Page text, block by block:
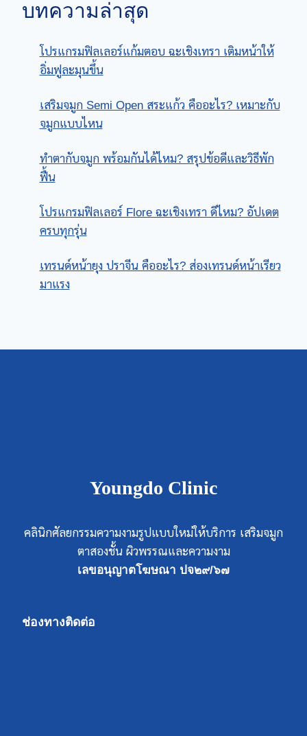
บทความล่าสุด
โปรแกรมฟิลเลอร์แก้มตอบ ฉะเชิงเทรา เติมหน้าให้
อิ่มฟูละมุนขึ้น
เสริมจมูก Semi Open สระแก้ว คืออะไร? เหมาะกับ
จมูกแบบไหน
ทําตากับจมูก พร้อมกันได้ไหม? สรุปข้อดีและวิธีพัก
ฟื้น
โปรแกรมฟิลเลอร์ Flore ฉะเชิงเทรา ดีไหม? อัปเดต
ครบทุกรุ่น
เทรนด์หน้ายุง ปราจีน คืออะไร? ส่องเทรนด์หน้าเรียว
มาแรง
Youngdo Clinic
คลินิกศัลยกรรมความงามรูปแบบใหม่ให้บริการ เสริมจมูก
ตาสองชั้น ผิวพรรณและความงาม
เลขอนุญาตโฆษณา ปจ๒๙/๖๗
ช่องทางติดต่อ